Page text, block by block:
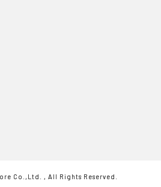
Co.,Ltd. , All Rights Reserved.